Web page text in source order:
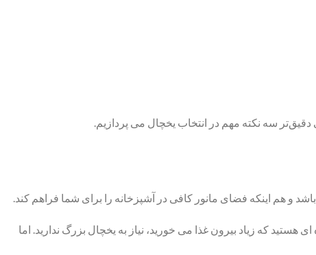
سه نکته مهم در انتخاب یخچال می ‌پردازیم.
و هم اینکه فضای مانور کافی در آشپزخانه را برای شما فراهم کند.
هستید که زیاد بیرون غذا می ‌خورید، نیاز به یخچال بزرگ ندارید. اما